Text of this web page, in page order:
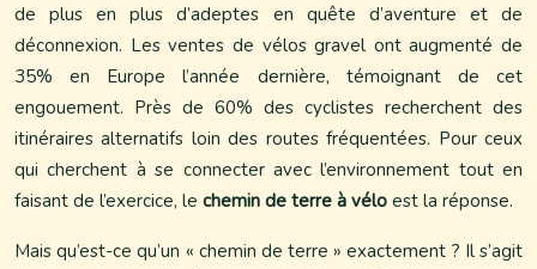
de plus en plus d’adeptes en quête d’aventure et de
déconnexion. Les ventes de vélos gravel ont augmenté de
35% en Europe l’année dernière, témoignant de cet
engouement. Près de 60% des cyclistes recherchent des
itinéraires alternatifs loin des routes fréquentées. Pour ceux
qui cherchent à se connecter avec l’environnement tout en
faisant de l’exercice, le chemin de terre à vélo est la réponse.
Mais qu’est-ce qu’un « chemin de terre » exactement ? Il s’agit